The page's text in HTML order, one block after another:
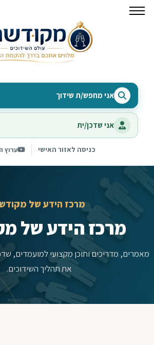
אני מחפש/ת שידוך
אני שדכן/ית
כניסה לאזור האישי ערוץ
מרכז הידע של
מרכז הידע של
מאמרים, מדריכים ותוכן מקצועי למועמדים,
את תהליך השידוכים.